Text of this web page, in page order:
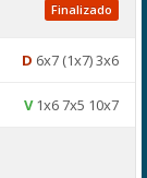
Finalizado
D 6x7 (1x7) 3x6
V1x6 7x5 10x7